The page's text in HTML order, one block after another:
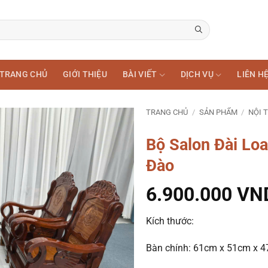
TRANG CHỦ GIỚI THIỆU BÀI VIẾT DỊCH VỤ LIÊN
TRANG CHỦ / SẢN PHẨM / NỘI
Bộ Salon Đài
Đào
6.900.000
Kích thước:
Bàn chính: 61cm x 51cm x